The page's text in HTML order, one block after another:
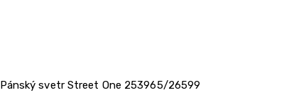
Pánský svetr Street One 253965/26599